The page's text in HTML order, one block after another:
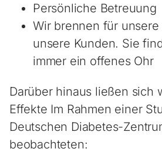
Persönliche Betreuung
Wir brennen für
unsere Kunden. Sie
immer ein offenes Ohr
Darüber hinaus ließen sich
Effekte Im Rahmen einer
Deutschen Diabetes-
beobachteten: